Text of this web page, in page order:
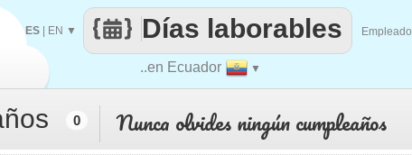
..en Ecuador ▼
Días laborables
ES EN ▼ Empleado
0 Nunca olvides ningún cumpleaños